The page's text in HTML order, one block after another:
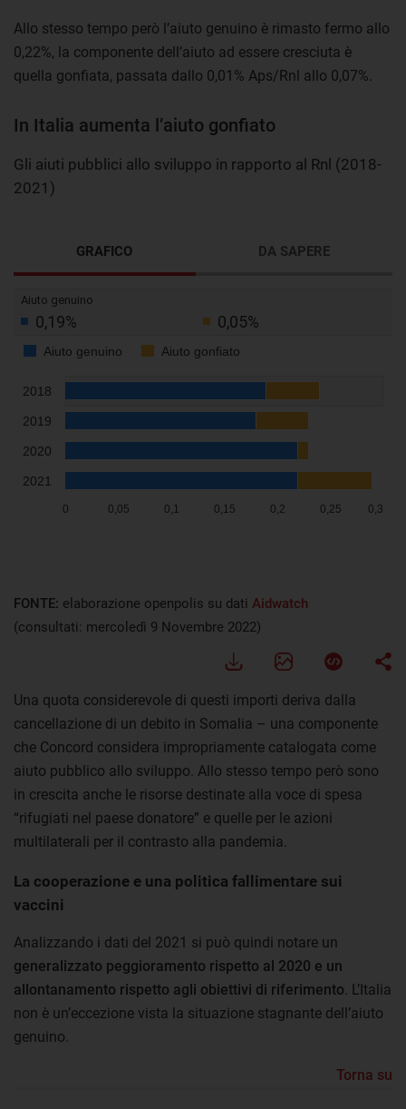
Allo stesso tempo però l’aiuto genuino è rimasto fermo allo
0,22%, la componente dell’aiuto ad essere cresciuta è
quella gonfiata, passata dallo 0,01% Aps/Rnl allo 0,07%.
In Italia aumenta l’aiuto gonfiato
Gli aiuti pubblici allo sviluppo in rapporto al Rnl (2018-
2021)
GRAFICO DA SAPERE
FONTE: elaborazione openpolis su dati Aidwatch
(consultati: mercoledì 9 Novembre 2022)
Una quota considerevole di questi importi deriva dalla
cancellazione di un debito in Somalia – una componente
che Concord considera impropriamente catalogata come
aiuto pubblico allo sviluppo. Allo stesso tempo però sono
in crescita anche le risorse destinate alla voce di spesa
“rifugiati nel paese donatore” e quelle per le azioni
multilaterali per il contrasto alla pandemia.
La cooperazione e una politica fallimentare sui
vaccini
Analizzando i dati del 2021 si può quindi notare un
generalizzato peggioramento rispetto al 2020 e un
allontanamento rispetto agli obiettivi di riferimento . L’Italia
non è un’eccezione vista la situazione stagnante dell’aiuto
genuino.
Torna su